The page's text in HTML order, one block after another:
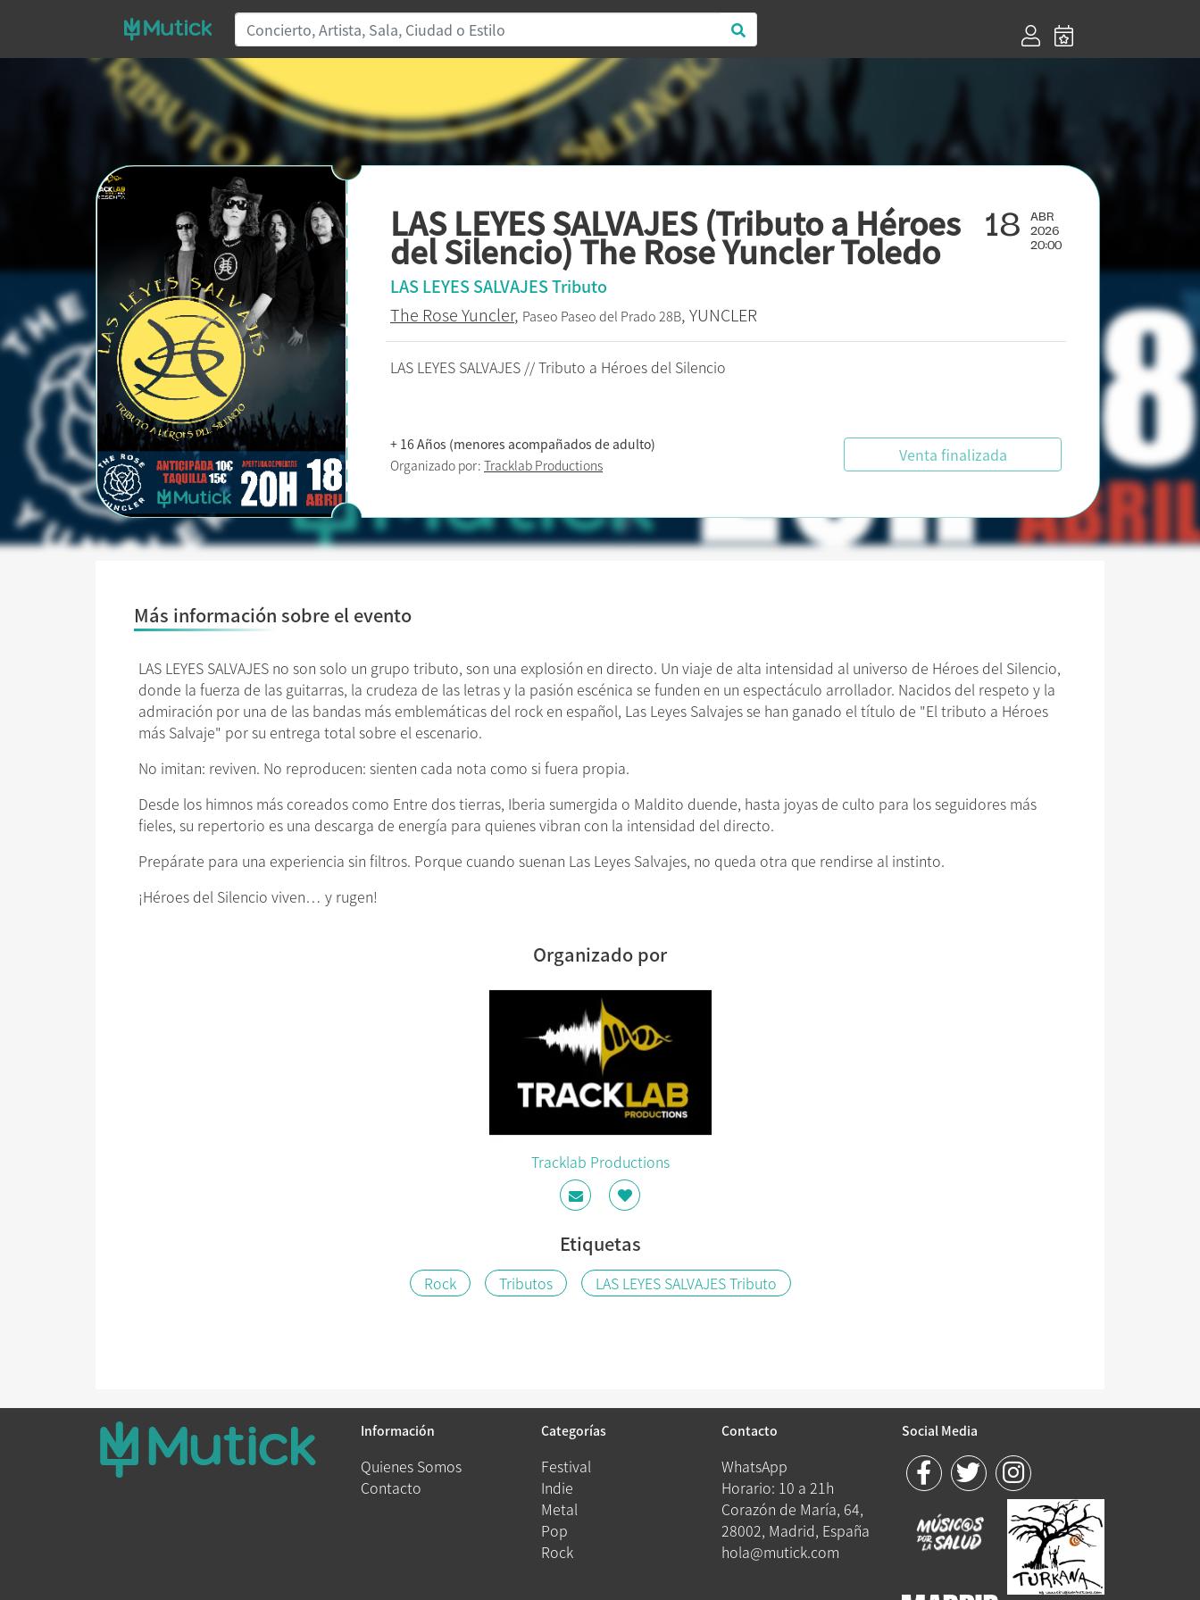
LAS LEYES SALVAJES (Tributo a Héroes
del Silencio) The Rose Yuncler Toledo
18 ABR
2026
20:00
LAS LEYES SALVAJES Tributo
The Rose Yuncler, Paseo Paseo del Prado 28B, YUNCLER
LAS LEYES SALVAJES // Tributo a Héroes del Silencio
+ 16 Años (menores acompañados de adulto)
Organizado por: Tracklab Productions Venta finalizada
Más información sobre el evento
LAS LEYES SALVAJES no son solo un grupo tributo, son una explosión en directo. Un viaje de alta intensidad al universo de Héroes del Silencio,
donde la fuerza de las guitarras, la crudeza de las letras y la pasión escénica se funden en un espectáculo arrollador. Nacidos del respeto y la
admiración por una de las bandas más emblemáticas del rock en español, Las Leyes Salvajes se han ganado el título de "El tributo a Héroes
más Salvaje" por su entrega total sobre el escenario.
No imitan: reviven. No reproducen: sienten cada nota como si fuera propia.
Desde los himnos más coreados como Entre dos tierras, Iberia sumergida o Maldito duende, hasta joyas de culto para los seguidores más
fieles, su repertorio es una descarga de energía para quienes vibran con la intensidad del directo.
Prepárate para una experiencia sin filtros. Porque cuando suenan Las Leyes Salvajes, no queda otra que rendirse al instinto.
¡Héroes del Silencio viven… y rugen!
Organizado por
Tracklab Productions
Etiquetas
Rock Tributos LAS LEYES SALVAJES Tributo
Información
Quienes Somos
Contacto
Categorías
Festival
Indie
Metal
Pop
Rock
Contacto
WhatsApp
Horario: 10 a 21h
Corazón de María, 64,
28002, Madrid, España
hola@mutick.com
Social Media